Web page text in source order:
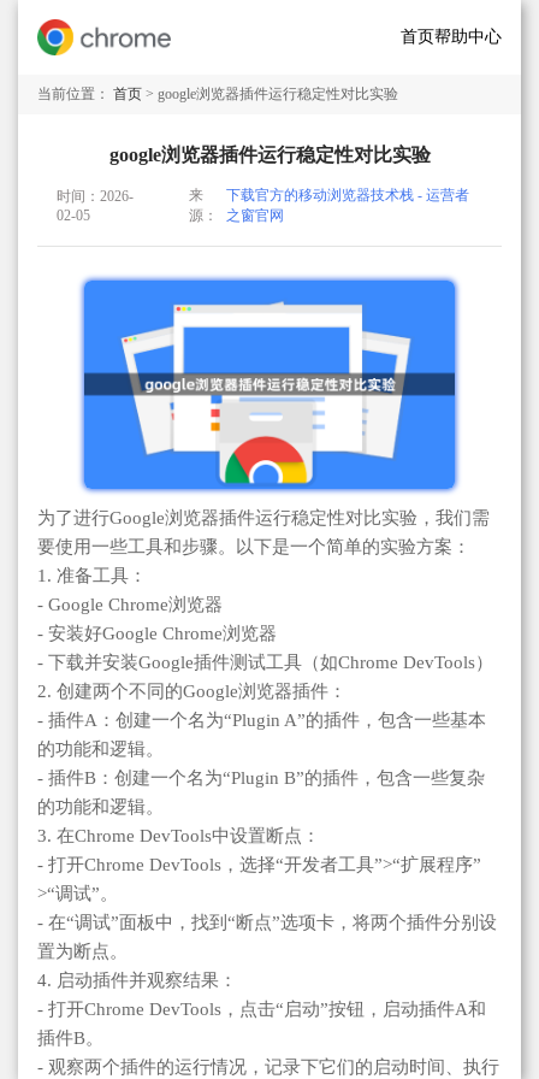
首页帮助中心
当前位置： 首页 > google浏览器插件运行稳定性对比实验
google浏览器插件运行稳定性对比实验
时间：2026-
02-05
来
源：
下载官方的移动浏览器技术栈 - 运营者
之窗官网
为了进行Google浏览器插件运行稳定性对比实验，我们需
要使用一些工具和步骤。以下是一个简单的实验方案：
1. 准备工具：
- Google Chrome浏览器
- 安装好Google Chrome浏览器
- 下载并安装Google插件测试工具（如Chrome DevTools）
2. 创建两个不同的Google浏览器插件：
- 插件A：创建一个名为“Plugin A”的插件，包含一些基本
的功能和逻辑。
- 插件B：创建一个名为“Plugin B”的插件，包含一些复杂
的功能和逻辑。
3. 在Chrome DevTools中设置断点：
- 打开Chrome DevTools，选择“开发者工具”>“扩展程序”
>“调试”。
- 在“调试”面板中，找到“断点”选项卡，将两个插件分别设
置为断点。
4. 启动插件并观察结果：
- 打开Chrome DevTools，点击“启动”按钮，启动插件A和
插件B。
- 观察两个插件的运行情况，记录下它们的启动时间、执行